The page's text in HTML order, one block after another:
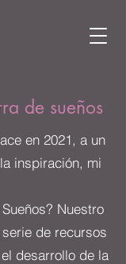
de sueños
en 2021, a un
inspiración, mi
Nuestro
de recursos
desarrollo de la